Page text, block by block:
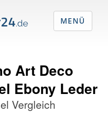
Art Deco
Ebony Leder
Vergleich
MENÜ